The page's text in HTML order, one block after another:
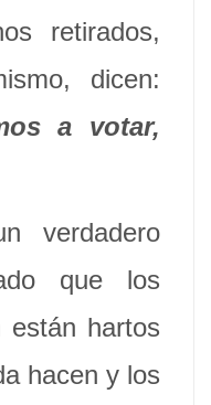
retirados,
dicen:
a votar,
verdadero
que los
están hartos
hacen y los